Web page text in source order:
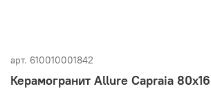
арт. 610010001842
Керамогранит Allure Capraia